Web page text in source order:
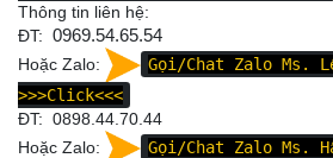
Thông tin liên hệ:
ĐT: 0969.54.65.54
Hoặc Zalo:
Gọi/Chat Zalo Ms.
>>>Click<<<
ĐT: 0898.44.70.44
Hoặc Zalo:
Gọi/Chat Zalo Ms.